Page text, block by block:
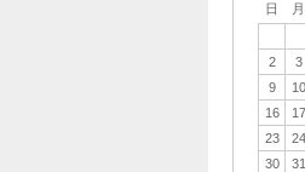
日 月
2
3
9
10
16
17
23
24
30
31